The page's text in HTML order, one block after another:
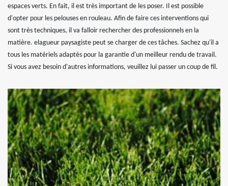
espaces verts. En fait, il est très important de les poser. Il est possible
d'opter pour les pelouses en rouleau. Afin de faire ces interventions qui
sont très techniques, il va falloir rechercher des professionnels en la
matière. elagueur paysagiste peut se charger de ces tâches. Sachez qu'il a
tous les matériels adaptés pour la garantie d'un meilleur rendu de travail.
Si vous avez besoin d'autres informations, veuillez lui passer un coup de fil.